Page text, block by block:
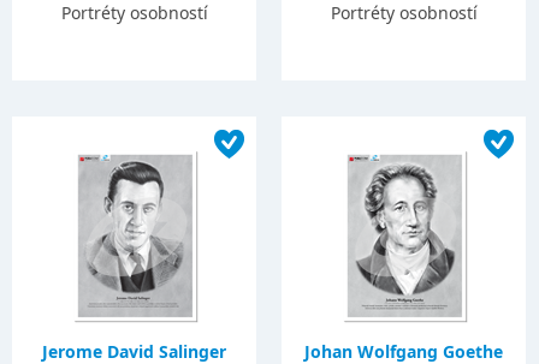
Portréty osobností
Portréty osobností
Jerome David Salinger
Johan Wolfgang Goethe